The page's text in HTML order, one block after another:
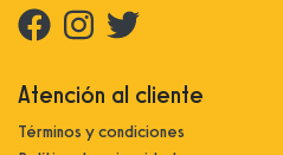
Atención al cliente
Términos y condiciones